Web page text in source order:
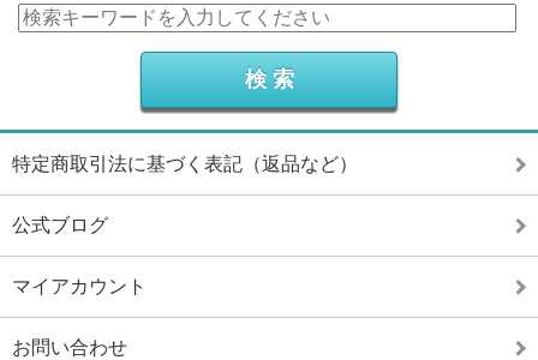
特定商取引法に基づく表記（返品など）
公式ブログ
マイアカウント
お問い合わせ